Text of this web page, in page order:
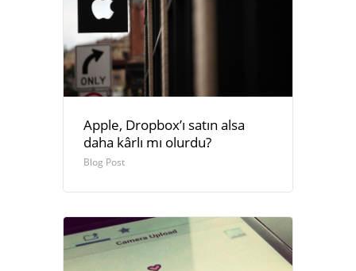
Apple, Dropbox’ı satın alsa
daha kârlı mı olurdu?
Blog Post